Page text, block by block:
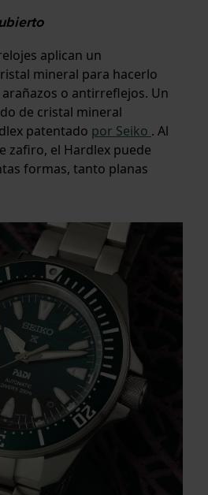
aplican un
mineral para hacerlo
o antirreflejos. Un
de cristal mineral
patentado por Seiko . Al
zafiro, el Hardlex puede
formas, tanto planas